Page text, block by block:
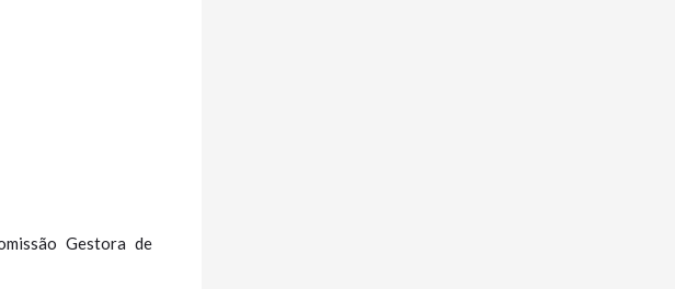
Gestora de